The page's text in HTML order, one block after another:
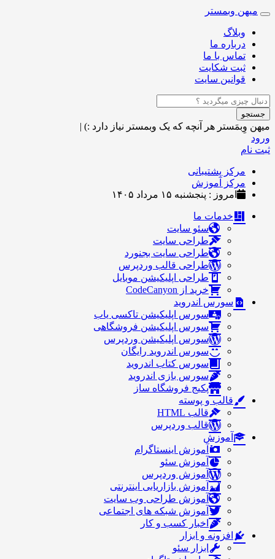
Toggle
navigation
میهن وبمستر
وبلاگ
درباره ما
تماس با ما
ثبت شکایت
قوانین سایت
جستجو
میهن وِبمَستر هر آنچه که یک وبمستر نیاز دارد :) |
ورود
ثبت نام
مرکز پشتیبانی
مرکز آموزش
امروز : پنجشنبه ۱۵ مرداد ۱۴۰۵
خدمات ما
سئو سایت
طراحی سایت
طراحی سایت بجنورد
طراحی قالب وردپرس
طراحی اپلیکیشن موبایل
خرید از CodeCanyon
سورس اندروید
سورس اپلیکیشن تاکسی یاب
سورس اپلیکیشن فروشگاهی
سورس اپلیکیشن وردپرس
سورس اندروید رایگان
سورس کتاب اندروید
سورس بازی اندروید
پکیج فروشگاه ساز
قالب و پوسته
قالب HTML
قالب وردپرس
آموزش
آموزش اینستاگرام
آموزش سئو
آموزش وردپرس
آموزش بازاریابی اینترنتی
آموزش طراحی وب سایت
آموزش شبکه های اجتماعی
اخبار کسب و کار
افزونه و ابزار
ابزار سئو